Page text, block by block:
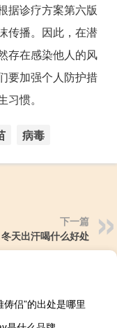
据诊疗方案第六版
传播。因此，在潜
存在感染他人的风
要加强个人防护措
惯。
病毒
下一篇
冬天出汗喝什么好处
俦侣”的出处是哪里